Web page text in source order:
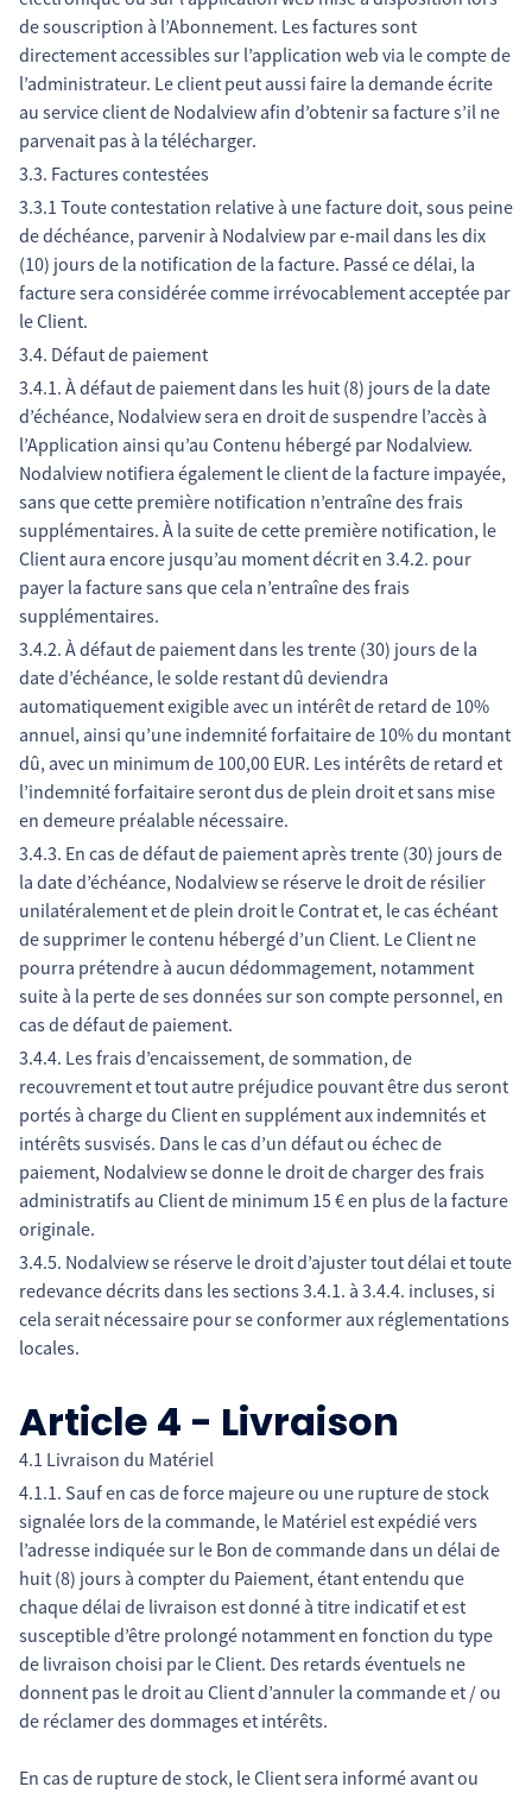
de souscription à l’Abonnement. Les factures sont
directement accessibles sur l’application web via le compte de
l’administrateur. Le client peut aussi faire la demande écrite
au service client de Nodalview afin d’obtenir sa facture s’il ne
parvenait pas à la télécharger.
3.3. Factures contestées
3.3.1 Toute contestation relative à une facture doit, sous peine
de déchéance, parvenir à Nodalview par e-mail dans les dix
(10) jours de la notification de la facture. Passé ce délai, la
facture sera considérée comme irrévocablement acceptée par
le Client.
3.4. Défaut de paiement
3.4.1. À défaut de paiement dans les huit (8) jours de la date
d’échéance, Nodalview sera en droit de suspendre l’accès à
l’Application ainsi qu’au Contenu hébergé par Nodalview.
Nodalview notifiera également le client de la facture impayée,
sans que cette première notification n’entraîne des frais
supplémentaires. À la suite de cette première notification, le
Client aura encore jusqu’au moment décrit en 3.4.2. pour
payer la facture sans que cela n’entraîne des frais
supplémentaires.
3.4.2. À défaut de paiement dans les trente (30) jours de la
date d’échéance, le solde restant dû deviendra
automatiquement exigible avec un intérêt de retard de 10%
annuel, ainsi qu’une indemnité forfaitaire de 10% du montant
dû, avec un minimum de 100,00 EUR. Les intérêts de retard et
l’indemnité forfaitaire seront dus de plein droit et sans mise
en demeure préalable nécessaire.
3.4.3. En cas de défaut de paiement après trente (30) jours de
la date d’échéance, Nodalview se réserve le droit de résilier
unilatéralement et de plein droit le Contrat et, le cas échéant
de supprimer le contenu hébergé d’un Client. Le Client ne
pourra prétendre à aucun dédommagement, notamment
suite à la perte de ses données sur son compte personnel, en
cas de défaut de paiement.
3.4.4. Les frais d’encaissement, de sommation, de
recouvrement et tout autre préjudice pouvant être dus seront
portés à charge du Client en supplément aux indemnités et
intérêts susvisés. Dans le cas d’un défaut ou échec de
paiement, Nodalview se donne le droit de charger des frais
administratifs au Client de minimum 15 € en plus de la facture
originale.
3.4.5. Nodalview se réserve le droit d’ajuster tout délai et toute
redevance décrits dans les sections 3.4.1. à 3.4.4. incluses, si
cela serait nécessaire pour se conformer aux réglementations
locales.
Article 4 - Livraison
4.1 Livraison du Matériel
4.1.1. Sauf en cas de force majeure ou une rupture de stock
signalée lors de la commande, le Matériel est expédié vers
l’adresse indiquée sur le Bon de commande dans un délai de
huit (8) jours à compter du Paiement, étant entendu que
chaque délai de livraison est donné à titre indicatif et est
susceptible d’être prolongé notamment en fonction du type
de livraison choisi par le Client. Des retards éventuels ne
donnent pas le droit au Client d’annuler la commande et / ou
de réclamer des dommages et intérêts.
En cas de rupture de stock, le Client sera informé avant ou